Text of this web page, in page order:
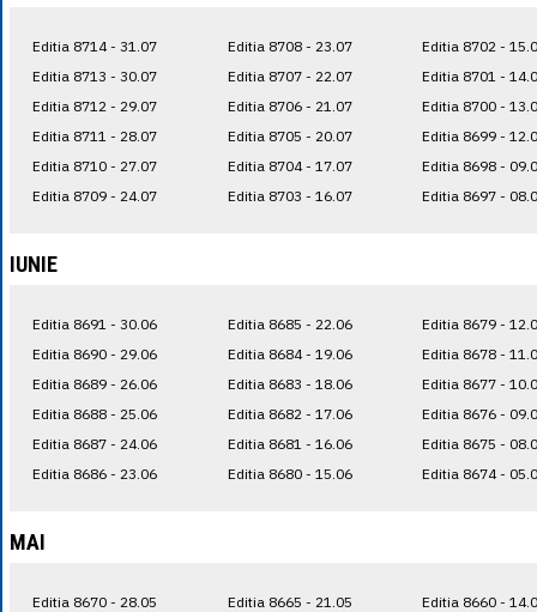
Editia 8714 - 31.07
Editia 8713 - 30.07
Editia 8712 - 29.07
Editia 8711 - 28.07
Editia 8710 - 27.07
Editia 8709 - 24.07
Editia 8708 - 23.07
Editia 8707 - 22.07
Editia 8706 - 21.07
Editia 8705 - 20.07
Editia 8704 - 17.07
Editia 8703 - 16.07
Editia 8702 -
Editia 8701 -
Editia 8700 -
Editia 8699 -
Editia 8698 -
Editia 8697 -
IUNIE
Editia 8691 - 30.06
Editia 8690 - 29.06
Editia 8689 - 26.06
Editia 8688 - 25.06
Editia 8687 - 24.06
Editia 8686 - 23.06
Editia 8685 - 22.06
Editia 8684 - 19.06
Editia 8683 - 18.06
Editia 8682 - 17.06
Editia 8681 - 16.06
Editia 8680 - 15.06
Editia 8679 -
Editia 8678 -
Editia 8677 -
Editia 8676 -
Editia 8675 -
Editia 8674 -
MAI
Editia 8670 - 28.05
Editia 8665 - 21.05
Editia 8660 -